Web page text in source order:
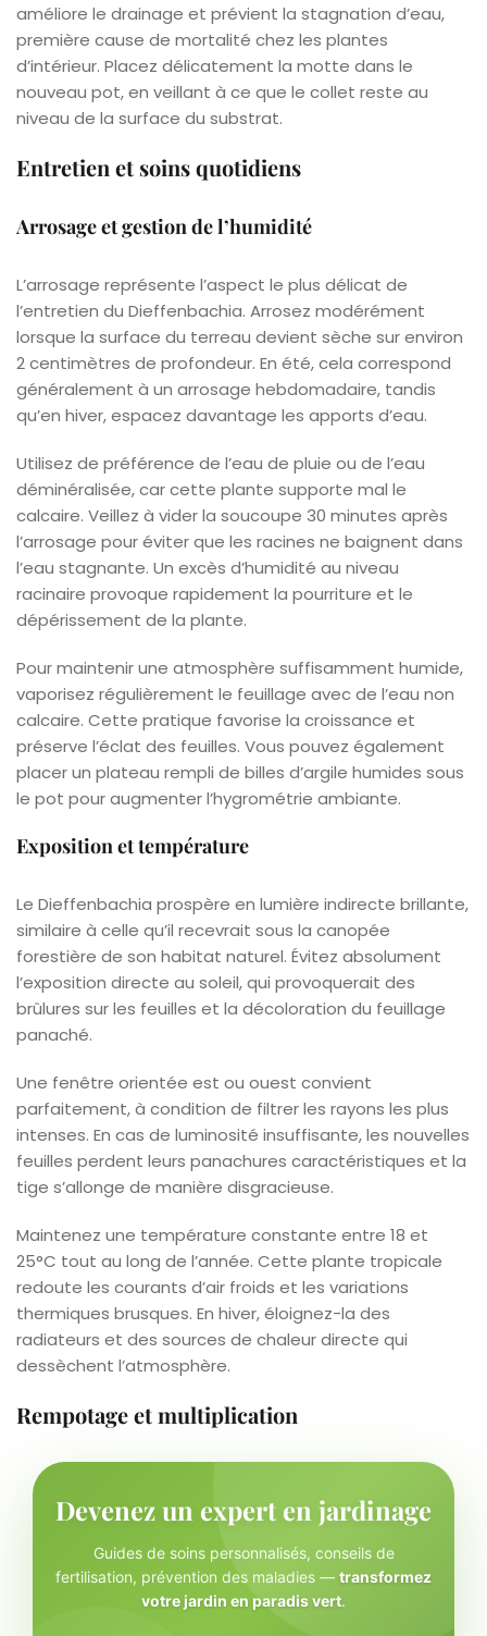
améliore le drainage et prévient la stagnation d’eau,
première cause de mortalité chez les plantes
d’intérieur. Placez délicatement la motte dans le
nouveau pot, en veillant à ce que le collet reste au
niveau de la surface du substrat.
Entretien et soins quotidiens
Arrosage et gestion de l’humidité
L’arrosage représente l’aspect le plus délicat de
l’entretien du Dieffenbachia. Arrosez modérément
lorsque la surface du terreau devient sèche sur environ
2 centimètres de profondeur. En été, cela correspond
généralement à un arrosage hebdomadaire, tandis
qu’en hiver, espacez davantage les apports d’eau.
Utilisez de préférence de l’eau de pluie ou de l’eau
déminéralisée, car cette plante supporte mal le
calcaire. Veillez à vider la soucoupe 30 minutes après
l’arrosage pour éviter que les racines ne baignent dans
l’eau stagnante. Un excès d’humidité au niveau
racinaire provoque rapidement la pourriture et le
dépérissement de la plante.
Pour maintenir une atmosphère suffisamment humide,
vaporisez régulièrement le feuillage avec de l’eau non
calcaire. Cette pratique favorise la croissance et
préserve l’éclat des feuilles. Vous pouvez également
placer un plateau rempli de billes d’argile humides sous
le pot pour augmenter l’hygrométrie ambiante.
Exposition et température
Le Dieffenbachia prospère en lumière indirecte brillante,
similaire à celle qu’il recevrait sous la canopée
forestière de son habitat naturel. Évitez absolument
l’exposition directe au soleil, qui provoquerait des
brûlures sur les feuilles et la décoloration du feuillage
panaché.
Une fenêtre orientée est ou ouest convient
parfaitement, à condition de filtrer les rayons les plus
intenses. En cas de luminosité insuffisante, les nouvelles
feuilles perdent leurs panachures caractéristiques et la
tige s’allonge de manière disgracieuse.
Maintenez une température constante entre 18 et
25°C tout au long de l’année. Cette plante tropicale
redoute les courants d’air froids et les variations
thermiques brusques. En hiver, éloignez-la des
radiateurs et des sources de chaleur directe qui
dessèchent l’atmosphère.
Rempotage et multiplication
Devenez un expert en jardinage
Guides de soins personnalisés, conseils de
fertilisation, prévention des maladies — transformez
votre jardin en paradis vert.